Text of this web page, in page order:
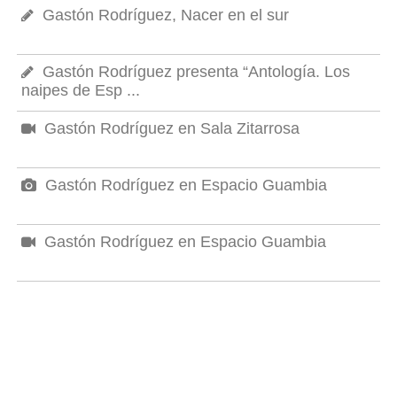
Gastón Rodríguez, Nacer en el sur
Gastón Rodríguez presenta “Antología. Los
naipes de Esp ...
Gastón Rodríguez en Sala Zitarrosa
Gastón Rodríguez en Espacio Guambia
Gastón Rodríguez en Espacio Guambia